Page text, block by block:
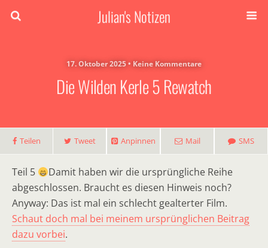
Julian's Notizen
17. Oktober 2025 • Keine Kommentare
Die Wilden Kerle 5 Rewatch
Teilen Tweet Anpinnen Mail SMS
Teil 5
Damit haben wir die ursprüngliche Reihe
abgeschlossen. Braucht es diesen Hinweis noch?
Anyway: Das ist mal ein schlecht gealterter Film.
Schaut doch mal bei meinem ursprünglichen Beitrag
dazu vorbei.